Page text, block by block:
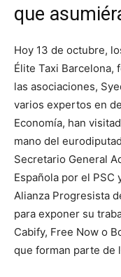
que
Hoy 13 de octubre,
Élite Taxi Barcelona,
las asociaciones,
varios expertos en
Economía, han
mano del
Secretario General
Española por el PSC
Alianza Progresista
para exponer su
Cabify, Free Now o
que forman parte de